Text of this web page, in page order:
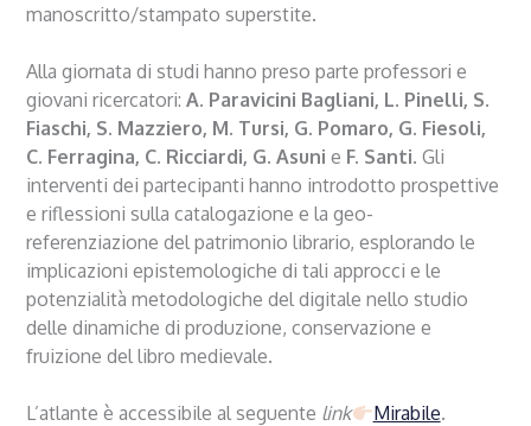
manoscritto/stampato superstite.
Alla giornata di studi hanno preso parte professori e
giovani ricercatori:A. Paravicini Bagliani, L. Pinelli, S.
Fiaschi, S. Mazziero, M. Tursi, G. Pomaro, G. Fiesoli,
C. Ferragina, C. Ricciardi, G. Asuni e F. Santi. Gli
interventi dei partecipanti hanno introdotto prospettive
e riflessioni sulla catalogazione e la geo-
referenziazione del patrimonio librario, esplorando le
implicazioni epistemologiche di tali approcci e le
potenzialità metodologiche del digitale nello studio
delle dinamiche di produzione, conservazione e
fruizione del libro medievale.
L’atlante è accessibile al seguente link Mirabile.